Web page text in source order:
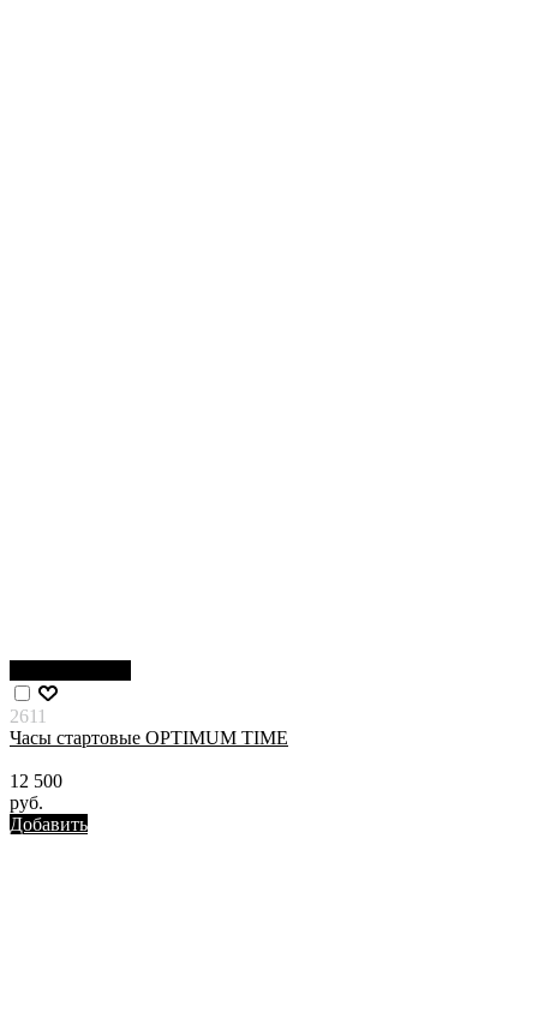
2611
Часы стартовые OPTIMUM TIME
12 500
руб.
Добавить